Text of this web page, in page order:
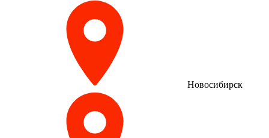
Новосибирск